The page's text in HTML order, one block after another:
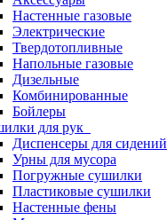
Настенные газовые
Электрические
Твердотопливные
Напольные газовые
Дизельные
Комбинированные
Бойлеры
для рук
Диспенсеры для сидений
Урны для мусора
Погружные сушилки
Пластиковые сушилки
Настенные фены